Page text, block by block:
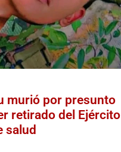
murió por presunto
retirado del Ejército
salud